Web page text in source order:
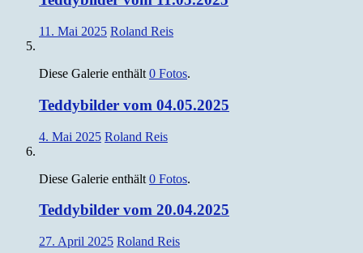
11. Mai 2025 Roland Reis
Diese Galerie enthält 0 Fotos.
Teddybilder vom 04.05.2025
4. Mai 2025 Roland Reis
Diese Galerie enthält 0 Fotos.
Teddybilder vom 20.04.2025
27. April 2025 Roland Reis